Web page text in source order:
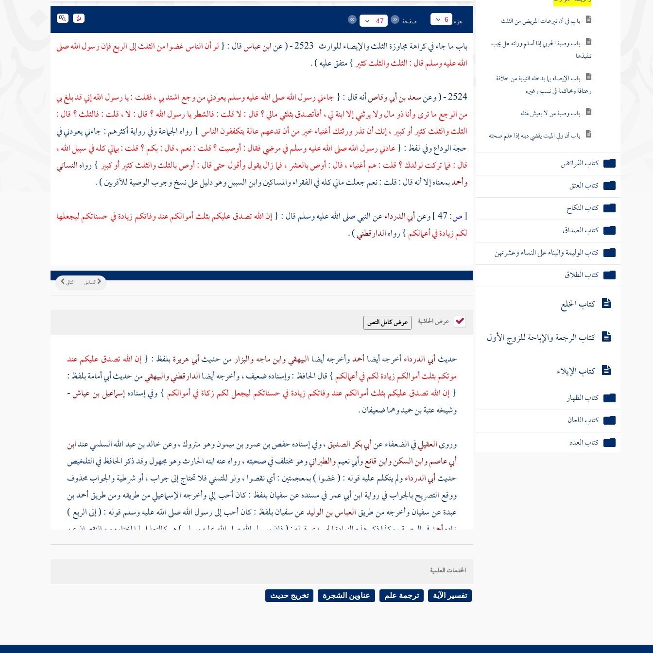
باب في أن تبرعات المريض من الثلث
باب وصية الحربي إذا أسلم ورثته هل يجب
تنفيذها
باب الإيصاء بما يدخله النيابة من خلافة
وعتاقة ومحاكمة في نسب وغيره
باب وصية من لا يعيش مثله
باب أن ولي الميت يقضي دينه إذا علم صحته
كتاب الفرائض
كتاب العتق
كتاب النكاح
كتاب الصداق
كتاب الوليمة والبناء على النساء وعشرتهن
كتاب الطلاق
كتاب الخلع
كتاب الرجعة والإباحة للزوج الأول
كتاب الإيلاء
كتاب الظهار
كتاب اللعان
كتاب العدد
كتاب الأشربة
جزء 6 صفحة 47
باب ما جاء في كراهة مجاوزة الثلث والإيصاء للوارث ابن عباسقال : {لو أن الناس غضوا من الثلث إلى الربع فإن رسول الله صلى
الله عليه وسلم قال : الثلث والثلث كثير} متفق عليه ) .
2524 - ( وعن
سعد بن أبي وقاصأنه قال : {جاءني رسول الله صلى الله عليه وسلم يعودني من وجع اشتد بي ، فقلت : يا رسول الله إني قد بلغ بي
من الوجع ما ترى وأنا ذو مال ولا يرثني إلا ابنة لي ، أفأتصدق بثلثي مالي ؟ قال : لا قلت : فالشطر يا رسول الله ؟ قال : لا ، قلت : فالثلث ؟ قال :
الثلث والثلث كثير أو كبير ، إنك أن تذر ورثتك أغنياء خير من أن تدعهم عالة يتكففون الناس} رواه الجماعة وفي رواية أكثرهم : جاءني يعودني في
حجة الوداع وفي لفظ : {عادني رسول الله صلى الله عليه وسلم في مرضي فقال : أوصيت ؟ قلت : نعم ، قال : بكم ؟ قلت : بمالي كله في سبيل الله ،
قال : فما تركت لولدك ؟ قلت : هم أغنياء ، قال : أوص بالعشر ، فما زال يقول وأقول حتى قال : أوص بالثلث والثلث كثير أو كبير} رواهالنسائي
وأحمدبمعناه إلا أنه قال : قلت : نعم جعلت مالي كله في الفقراء والمساكين وابن السبيل وهو دليل على نسخ وجوب الوصية للأقربين ) .
[ص: وعنأبي الدرداءعن النبي صلى الله عليه وسلم قال : {إن الله تصدق عليكم بثلث أموالكم عند وفاتكم زيادة في حسناتكم ليجعلها
لكم زيادة في أعمالكم} رواهالدارقطني) .
التالي السابق
عرض الحاشية
حديثأبي الدرداءأخرجه أيضاأحمدوأخرجه أيضاالبيهقيوابن ماجهوالبزارمن حديثأبي هريرةبلفظ : {إن الله تصدق عليكم عند
موتكم بثلث أموالكم زيادة لكم في أعمالكم} قال الحافظ : وإسناده ضعيف ، وأخرجه أيضاالدارقطنيوالبيهقيمن حديثأبي أمامةبلفظ :
{إن الله تصدق عليكم بثلث أموالكم عند وفاتكم زيادة في حسناتكم ليجعل لكم زكاة في أموالكم } وفي إسنادهإسماعيل بن عياش-
وشيخهعتبة بن حميدوهما ضعيفان .
وروىالعقيليفي الضعفاء عنأبي بكر الصديق، وفي إسنادهحفص بن عمرو بن ميمونوهو متروك ، وعنخالد بن عبد الله السلميعندابن
أبي عاصموابن السكنوابن قانعوأبي نعيموالطبرانيوهو مختلف في صحبته ، رواه عنه ابنهالحارثوهو مجهول وقد ذكر الحافظ في التلخيص
حديثأبي الدرداءولم يتكلم عليه قوله : ( غضوا ) بمعجمتين : أي نقصوا ، ولو للتمني فلا تحتاج إلى جواب ، أو شرطية والجواب محذوف
ووقع التصريح بالجواب في روايةابن أبي عمرفي مسنده عنسفيانبلفظ : كان أحب إلي وأخرجهالإسماعيليمن طريقه ومن طريقأحمد بن
عبدةعنسفيانوأخرجه من طريقالعباس بن الوليدعنسفيانبلفظ : كان أحب إلى رسول الله صلى الله عليه وسلم قوله : ( إلى الربع )
زادهأحمدفي الوصية ، وكذا ذكر هذه الزيادةالحميدي قوله : ( فإن رسول الله صلى الله عليه وسلم ) هو كالتعليل لما اختاره من النقصان عن
الثلث ، وكأنه أخذ ذلك من وصفه صلى الله عليه وسلم للثلث بالكثرة قوله : ( والثلث كثير ) في روايةمسلم.
وعلى الأول عولابن عباسكما تقدم ، والمعروف من مذهبالشافعياستحباب النقص عن الثلث .
الخدمات العلمية
تفسير الآية ترجمة علم عناوين الشجرة تخريج حديث